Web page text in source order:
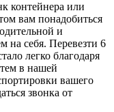
контейнера или
вам понадобиться
и
на себя. Перевезти 6
легко благодаря
в нашей
вашего
звонка от